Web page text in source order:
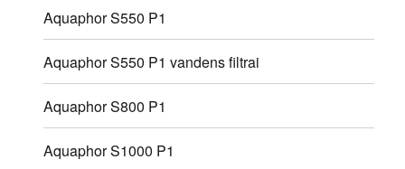
Aquaphor S550 P1
Aquaphor S550 P1 vandens filtrai
Aquaphor S800 P1
Aquaphor S1000 P1